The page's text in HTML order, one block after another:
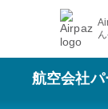
航空会社